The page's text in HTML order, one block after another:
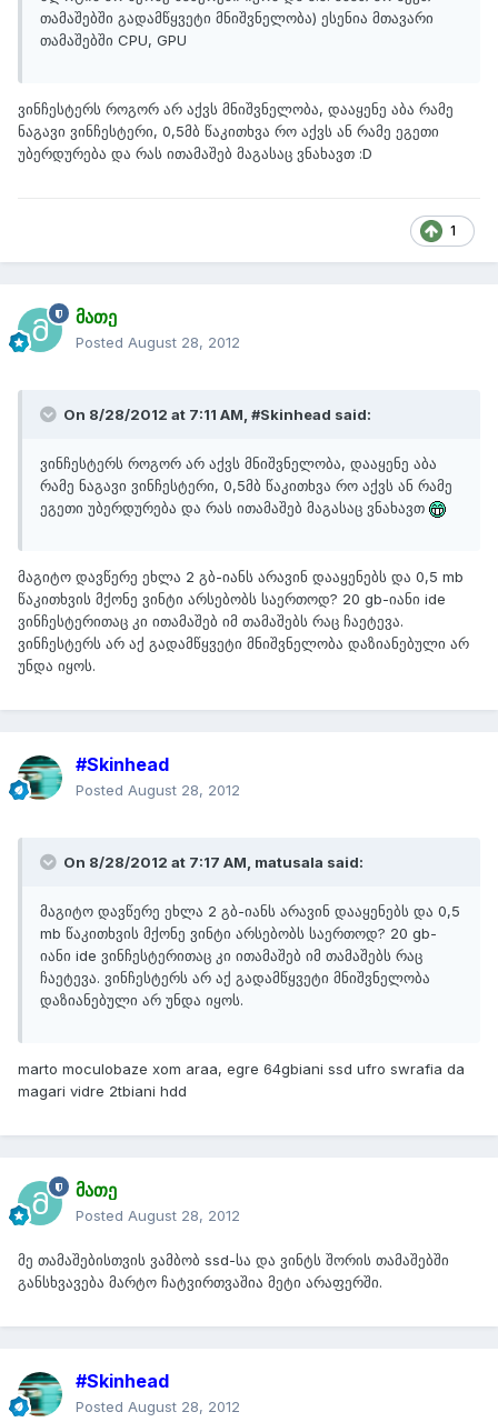
თამაშებში გადამწყვეტი მნიშვნელობა) ესენია მთავარი
თამაშებში CPU, GPU
ვინჩესტერს როგორ არ აქვს მნიშვნელობა, დააყენე აბა რამე
ნაგავი ვინჩესტერი, 0,5მბ წაკითხვა რო აქვს ან რამე ეგეთი
უბერდურება და რას ითამაშებ მაგასაც ვნახავთ :D
1
მათე
Posted August 28, 2012
On 8/28/2012 at 7:11 AM, #Skinhead said:
ვინჩესტერს როგორ არ აქვს მნიშვნელობა, დააყენე აბა
რამე ნაგავი ვინჩესტერი, 0,5მბ წაკითხვა რო აქვს ან რამე
ეგეთი უბერდურება და რას ითამაშებ მაგასაც ვნახავთ
მაგიტო დავწერე ეხლა 2 გბ-იანს არავინ დააყენებს და 0,5 mb
წაკითხვის მქონე ვინტი არსებობს საერთოდ? 20 gb-იანი ide
ვინჩესტერითაც კი ითამაშებ იმ თამაშებს რაც ჩაეტევა.
ვინჩესტერს არ აქ გადამწყვეტი მნიშვნელობა დაზიანებული არ
უნდა იყოს.
#Skinhead
Posted August 28, 2012
On 8/28/2012 at 7:17 AM, matusala said:
მაგიტო დავწერე ეხლა 2 გბ-იანს არავინ დააყენებს და 0,5
mb წაკითხვის მქონე ვინტი არსებობს საერთოდ? 20 gb-
იანი ide ვინჩესტერითაც კი ითამაშებ იმ თამაშებს რაც
ჩაეტევა. ვინჩესტერს არ აქ გადამწყვეტი მნიშვნელობა
დაზიანებული არ უნდა იყოს.
marto moculobaze xom araa, egre 64gbiani ssd ufro swrafia da
magari vidre 2tbiani hdd
მათე
Posted August 28, 2012
მე თამაშებისთვის ვამბობ ssd-სა და ვინტს შორის თამაშებში
განსხვავება მარტო ჩატვირთვაშია მეტი არაფერში.
#Skinhead
Posted August 28, 2012